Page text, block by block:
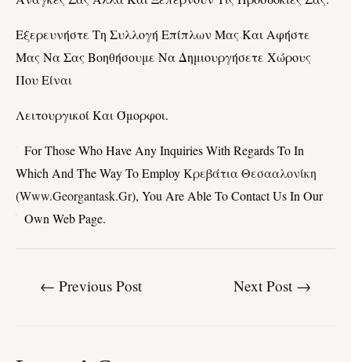
Εξερευνήστε Τη Συλλογή Επίπλων Μας Και Αφήστε
Μας Να Σας Βοηθήσουμε Να Δημιουργήσετε Χώρους
Που Είναι
Λειτουργικοί Και Όμορφοι.
For Those Who Have Any Inquiries With Regards To In
Which And The Way To EmployΚρεβάτια Θεσααλονίκη
(Www.georgantask.gr), You Are Able To Contact Us In Our
Own Web Page.
← Previous Post Next Post →